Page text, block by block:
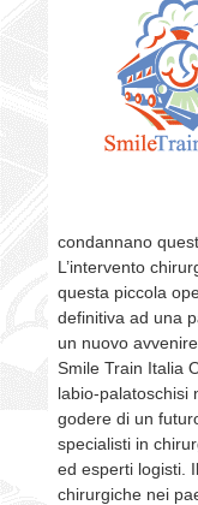
condannano
L’intervento
questa piccola
definitiva ad una
un nuovo avvenire.
Smile Train Italia
labio-palatoschisi
godere di un
specialisti in
ed esperti logisti.
chirurgiche nei